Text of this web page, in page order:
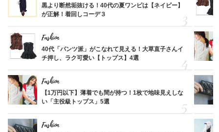
黒より断然垢抜ける！40代の夏ワンピは【ネイビー】
が正解！着回しコーデ３
Fashion
40代「パンツ派」がこなれて見える！大草直子さんイ
チ押し、ラク可愛い【トップス】4選
Fashion
【1万円以下】薄着でも間が持つ！1枚で地味見えしな
い「主役級トップス」5選
Fashion